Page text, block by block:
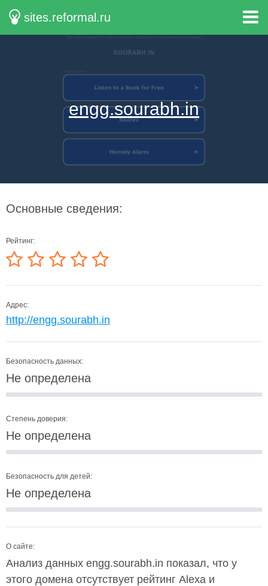
sites.reformal.ru
engg.sourabh.in
Основные сведения:
Рейтинг:
Адрес:
http://engg.sourabh.in
Безопасность данных:
Не определена
Степень доверия:
Не определена
Безопасность для детей:
Не определена
О сайте:
Анализ данных engg.sourabh.in показал, что у
этого домена отсутствует рейтинг Alexa и